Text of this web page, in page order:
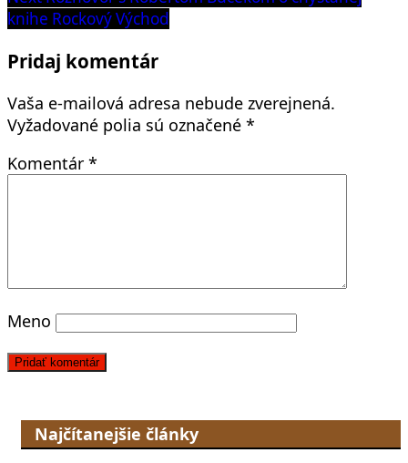
článku
post:
knihe Rockový Východ
Pridaj komentár
Vaša e-mailová adresa nebude zverejnená.
Vyžadované polia sú označené *
Komentár *
Meno
Najčítanejšie články